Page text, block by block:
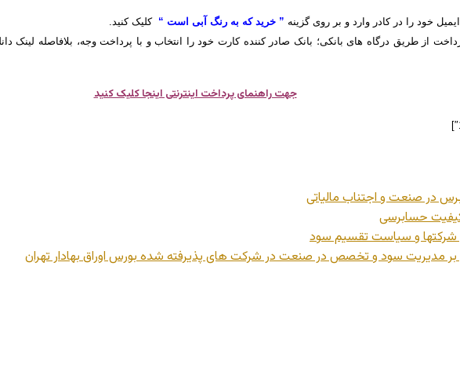
خود را در کادر وارد و بر روی گزینه ” خرید که به رنگ آبی است “ کلیک کنید.
از طریق درگاه های بانکی؛ بانک صادر کننده کارت خود را انتخاب و با پرداخت وجه، بلافاصله
جهت راهنمای پرداخت اینترنتی اینجا کلیک کنید
در صنعت و اجتناب مالیاتی
کیفیت حسابرسی
شرکتها و سیاست تقسیم سود
بر مدیریت سود و تخصص در صنعت در شرکت های پذیرفته شده بورس اوراق بهادار تهران